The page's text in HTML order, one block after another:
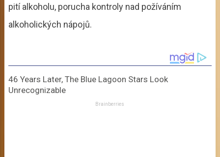
pití alkoholu, porucha kontroly nad požíváním
alkoholických nápojů.
46 Years Later, The Blue Lagoon Stars Look
Unrecognizable
Brainberries